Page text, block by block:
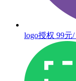
logo授权 99元/